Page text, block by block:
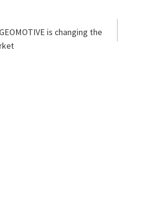
is changing the